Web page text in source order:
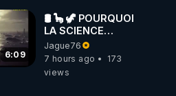
6:09
🛢 🦕 🦖 POURQUOI
LA SCIENCE
OFFICIELLE NE
CONNAÎT-ELLE
PAS LA VRAIE
Jague76
7 hours ago
173
views